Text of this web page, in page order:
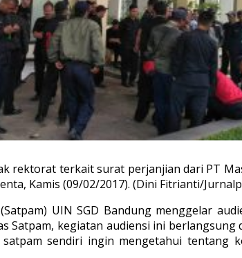
rektorat terkait surat perjanjian dari PT
Kamis (09/02/2017). (Dini Fitrianti/
UIN SGD Bandung menggelar
kegiatan audiensi ini berlangsung
sendiri ingin mengetahui tentang